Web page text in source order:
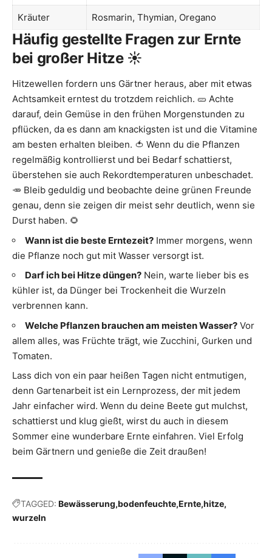
Kräuter Rosmarin, Thymian, Oregano
Häufig gestellte Fragen zur Ernte
bei großer Hitze ☀️
Hitzewellen fordern uns Gärtner heraus, aber mit etwas
Achtsamkeit erntest du trotzdem reichlich. 🥒 Achte
darauf, dein Gemüse in den frühen Morgenstunden zu
pflücken, da es dann am knackigsten ist und die Vitamine
am besten erhalten bleiben. 🍅 Wenn du die Pflanzen
regelmäßig kontrollierst und bei Bedarf schattierst,
überstehen sie auch Rekordtemperaturen unbeschadet.
🥕 Bleib geduldig und beobachte deine grünen Freunde
genau, denn sie zeigen dir meist sehr deutlich, wenn sie
Durst haben. 🌻
Wann ist die beste Erntezeit? Immer morgens, wenn
die Pflanze noch gut mit Wasser versorgt ist.
Darf ich bei Hitze düngen? Nein, warte lieber bis es
kühler ist, da Dünger bei Trockenheit die Wurzeln
verbrennen kann.
Welche Pflanzen brauchen am meisten Wasser? Vor
allem alles, was Früchte trägt, wie Zucchini, Gurken und
Tomaten.
Lass dich von ein paar heißen Tagen nicht entmutigen,
denn Gartenarbeit ist ein Lernprozess, der mit jedem
Jahr einfacher wird. Wenn du deine Beete gut mulchst,
schattierst und klug gießt, wirst du auch in diesem
Sommer eine wunderbare Ernte einfahren. Viel Erfolg
beim Gärtnern und genieße die Zeit draußen!
TAGGED: Bewässerung bodenfeuchte Ernte hitze
wurzeln